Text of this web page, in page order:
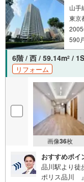
山手
東京
2005
590
6階 / 西 / 59.14m2 /
リフォーム
画像36枚
おすすめポイ
品川駅より
ポリス品川 』